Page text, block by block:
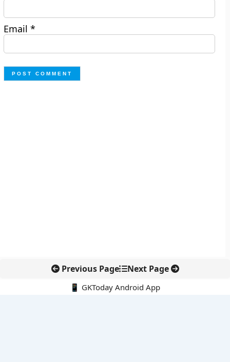
Email*
Previous Page Next Page
📱 GKToday Android App